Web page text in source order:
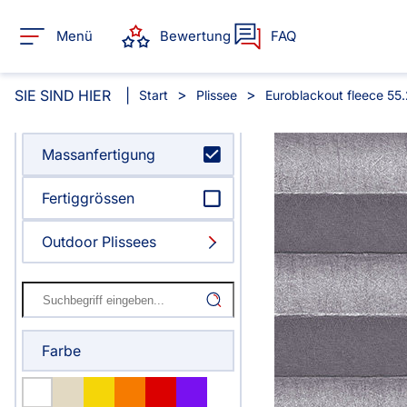
Menü Bewertung FAQ
Alle Produkte:
Für Ihre Fenster & Türen
Plissee
Alle Plissees
Massanfertigung
Rollo
Alle Lamellen
Zubehör
Alle Jalousien
SIE SIND HIER Start Plissee Euroblackout fleece
Massanfertigung
Fertiggrössen
Outdoor Plissees
Farbe